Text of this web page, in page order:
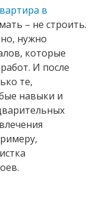
в
– не строить.
нужно
которые
И после
те,
навыки и